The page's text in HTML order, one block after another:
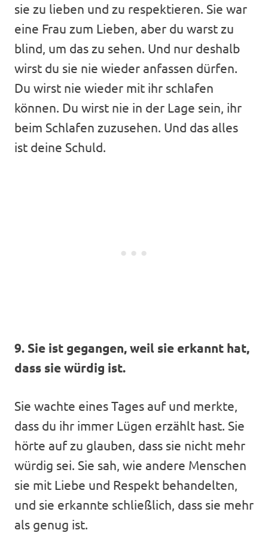
sie zu lieben und zu respektieren. Sie war
eine Frau zum Lieben, aber du warst zu
blind, um das zu sehen. Und nur deshalb
wirst du sie nie wieder anfassen dürfen.
Du wirst nie wieder mit ihr schlafen
können. Du wirst nie in der Lage sein, ihr
beim Schlafen zuzusehen. Und das alles
ist deine Schuld.
9. Sie ist gegangen, weil sie erkannt hat,
dass sie würdig ist.
Sie wachte eines Tages auf und merkte,
dass du ihr immer Lügen erzählt hast. Sie
hörte auf zu glauben, dass sie nicht mehr
würdig sei. Sie sah, wie andere Menschen
sie mit Liebe und Respekt behandelten,
und sie erkannte schließlich, dass sie mehr
als genug ist.